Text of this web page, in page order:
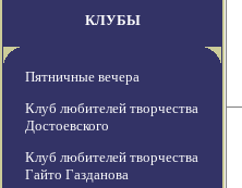
КЛУБЫ
Пятничные вечера
Клуб любителей творчества
Достоевского
Клуб любителей творчества
Гайто Газданова